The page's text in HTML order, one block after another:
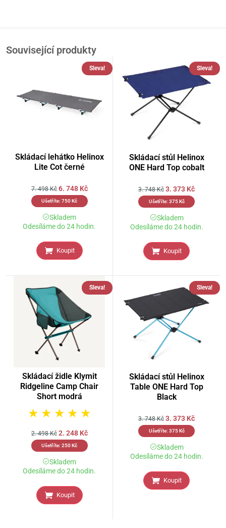
Související produkty
Sleva!
Skládací lehátko Helinox
Lite Cot černé
7. 498Kč 6. 748 Kč
Ušetříte: 750Kč
Skladem
Odesíláme do 24 hodin.
Koupit
Sleva!
Skládací stůl Helinox
ONE Hard Top cobalt
3. 748Kč 3. 373 Kč
Ušetříte: 375Kč
Skladem
Odesíláme do 24 hodin.
Koupit
Sleva!
Skládací židle Klymit
Ridgeline Camp Chair
Short modrá
★ ★ ★ ★ ★
2. 498Kč 2. 248 Kč
Ušetříte: 250Kč
Skladem
Odesíláme do 24 hodin.
Koupit
Sleva!
Skládací stůl Helinox
Table ONE Hard Top
Black
3. 748Kč 3. 373 Kč
Ušetříte: 375Kč
Skladem
Odesíláme do 24 hodin.
Koupit